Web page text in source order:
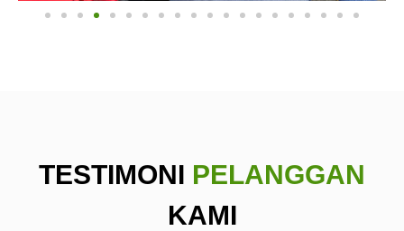
TESTIMONI PELANGGAN
KAMI